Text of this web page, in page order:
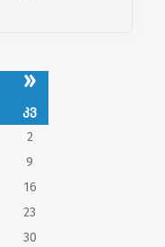
»
კვ
2
9
16
23
30